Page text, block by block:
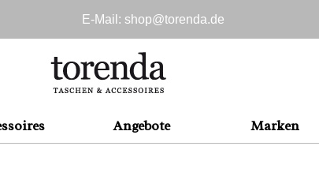
E-Mail: shop@torenda.de
Angebote Marken